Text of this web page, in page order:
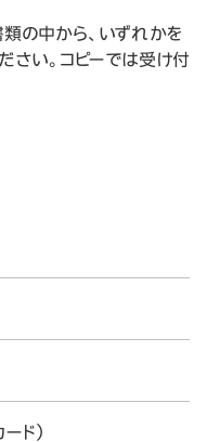
の中から、いずれかを
さい。コピーでは受け付
ド）